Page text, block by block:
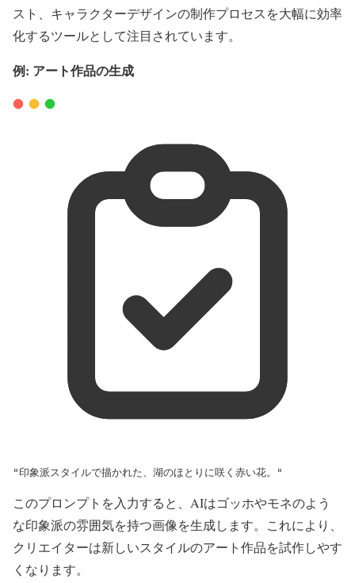
スト、キャラクターデザインの制作プロセスを大幅に効率
化するツールとして注目されています。
例: アート作品の生成
"印象派スタイルで描かれた、湖のほとりに咲く赤い花。"
このプロンプトを入力すると、AIはゴッホやモネのよう
な印象派の雰囲気を持つ画像を生成します。これにより、
クリエイターは新しいスタイルのアート作品を試作しやす
くなります。